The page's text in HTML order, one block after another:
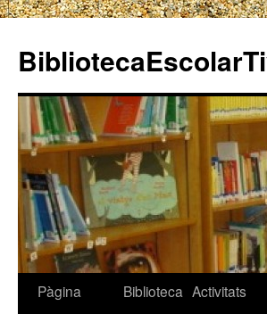
Vés
Pàgina
Biblioteca Activitats